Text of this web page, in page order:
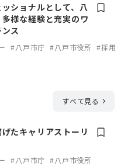
ショナルとして、八
様な経験と充実のワ
ス
#八戸市庁 #八戸市役所 #採用
すべて見る
たキャリアストーリ
#八戸市庁 #八戸市役所